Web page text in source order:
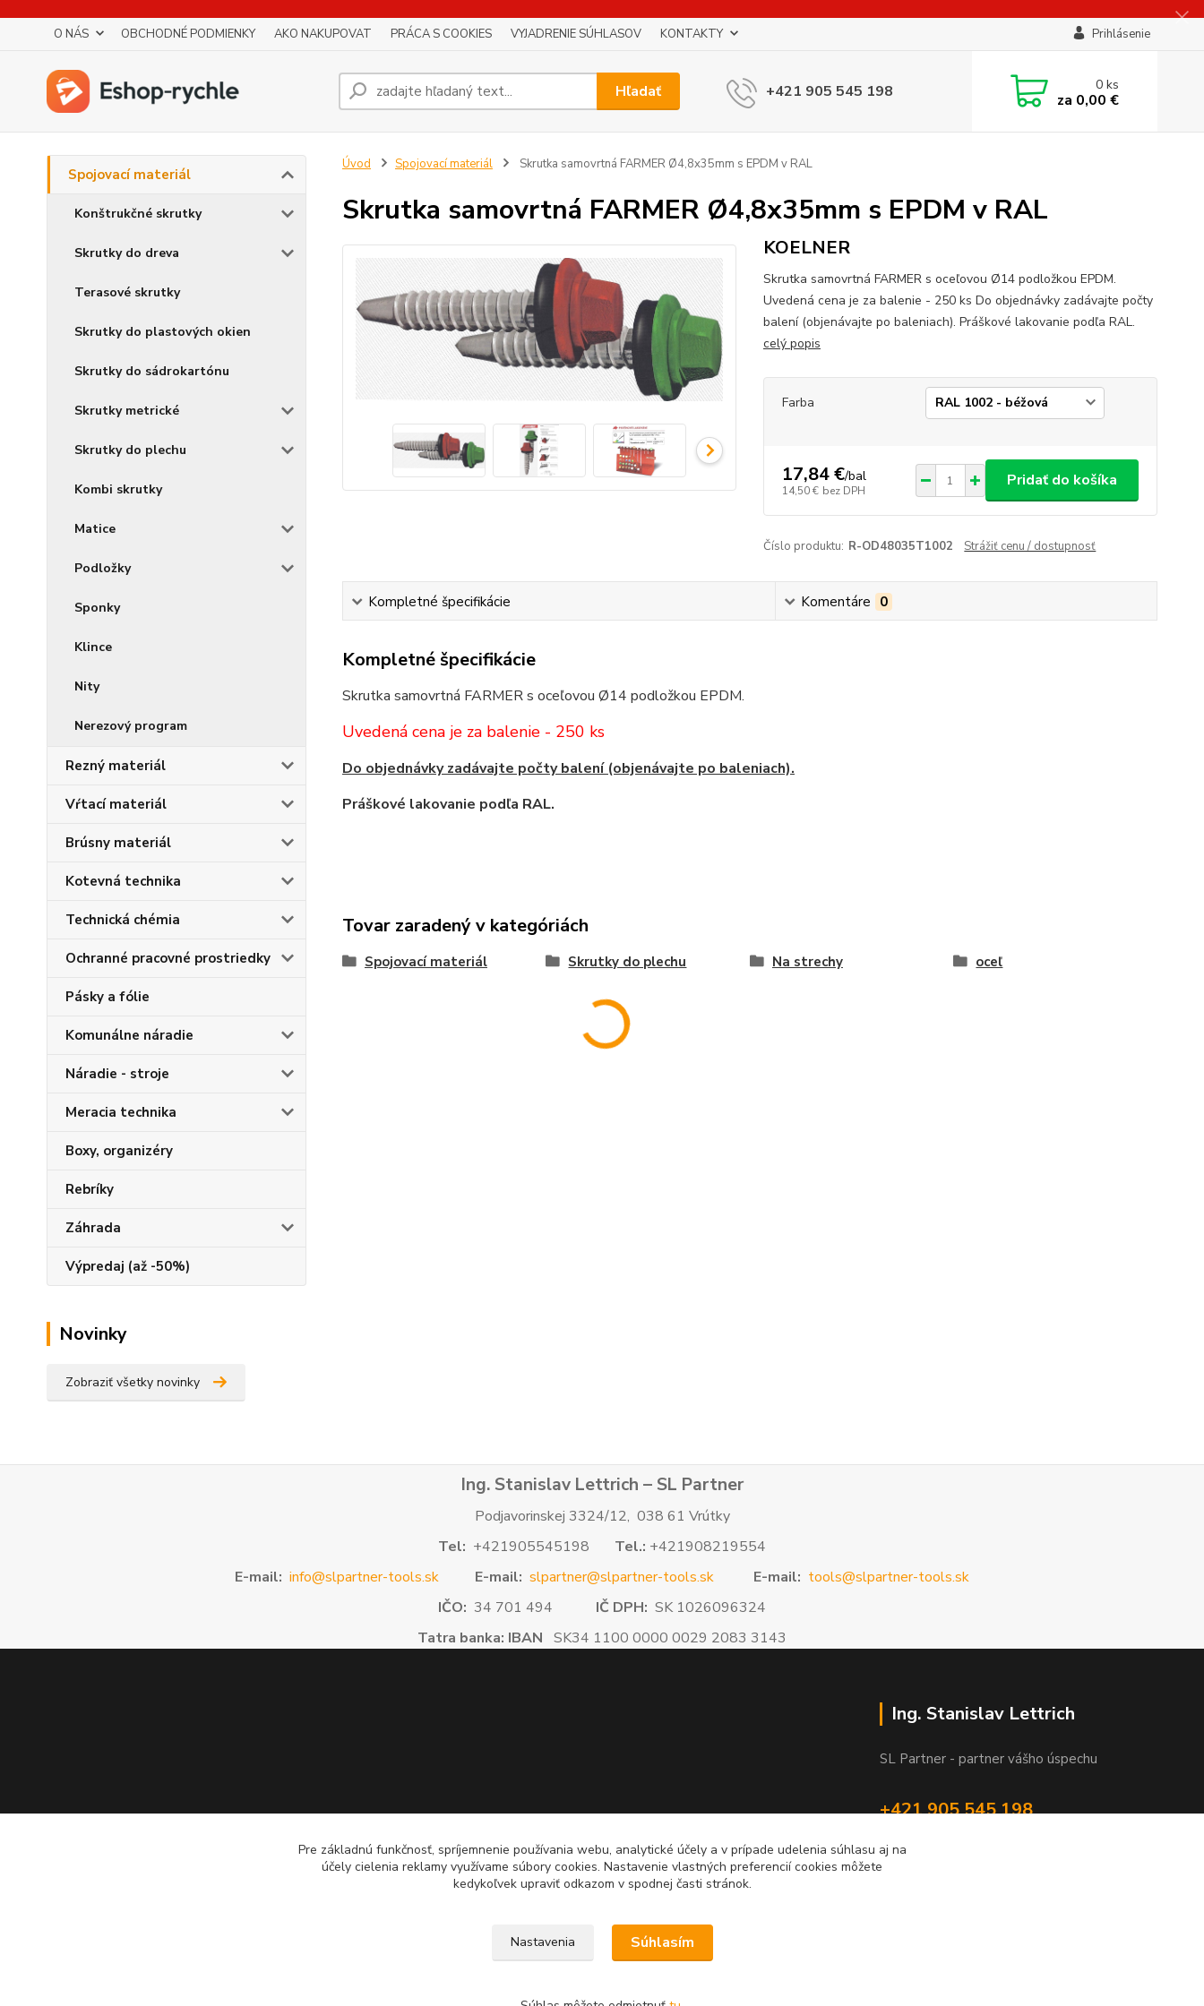
O NÁS OBCHODNÉ PODMIENKY AKO NAKUPOVAT PRÁCA S COOKIES VYJADRENIE SÚHLASOV KONTAKTY Prihlásenie
Hľadať +421 905 545 198 0ks
za 0,00 €
Spojovací materiál
Konštrukčné skrutky
Skrutky do dreva
Terasové skrutky
Skrutky do plastových okien
Skrutky do sádrokartónu
Skrutky metrické
Skrutky do plechu
Kombi skrutky
Matice
Podložky
Sponky
Klince
Nity
Nerezový program
Rezný materiál
Vŕtací materiál
Brúsny materiál
Kotevná technika
Technická chémia
Ochranné pracovné prostriedky
Pásky a fólie
Komunálne náradie
Náradie - stroje
Meracia technika
Boxy, organizéry
Rebríky
Záhrada
Výpredaj (až -50%)
Novinky
Zobraziť všetky novinky
Úvod Spojovací materiál Skrutka samovrtná FARMER Ø4,8x35mm s EPDM v RAL
Skrutka samovrtná FARMER Ø4,8x35mm s EPDM v RAL
KOELNER
Skrutka samovrtná FARMER s oceľovou Ø14 podložkou EPDM.
Uvedená cena je za balenie - 250 ks Do objednávky zadávajte počty
balení (objenávajte po baleniach). Práškové lakovanie podľa RAL.
celý popis
Farba
17,84 €/bal
14,50 € bez DPH
Pridať do košíka
Číslo produktu: R-OD48035T1002 Strážiť cenu / dostupnosť
Kompletné špecifikácie Komentáre 0
Kompletné špecifikácie
Skrutka samovrtná FARMER s oceľovou Ø14 podložkou EPDM.
Uvedená cena je za balenie - 250 ks
Do objednávky zadávajte počty balení (objenávajte po baleniach).
Práškové lakovanie podľa RAL.
Tovar zaradený v kategóriách
Spojovací materiál Skrutky do plechu Na strechy oceľ
Ing. Stanislav Lettrich – SL Partner
Podjavorinskej 3324/12, 038 61 Vrútky
Tel: +421905545198 Tel.: +421908219554
E-mail: info@slpartner-tools.sk E-mail: slpartner@slpartner-tools.sk E-mail: tools@slpartner-tools.sk
IČO: 34 701 494 IČ DPH: SK 1026096324
Tatra banka: IBAN SK34 1100 0000 0029 2083 3143
Ing. Stanislav Lettrich
SL Partner - partner vášho úspechu
+421 905 545 198
Pre základnú funkčnosť, spríjemnenie používania webu, analytické účely a v prípade udelenia súhlasu aj na
účely cielenia reklamy využívame súbory cookies. Nastavenie vlastných preferencií cookies môžete
kedykoľvek upraviť odkazom v spodnej časti stránok.
Nastavenia Súhlasím